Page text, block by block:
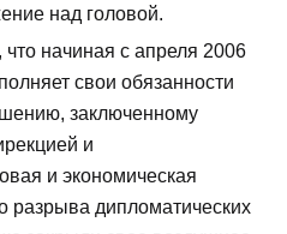
над головой.
что начиная с апреля 2006
свои обязанности
заключенному
и
и экономическая
разрыва дипломатических